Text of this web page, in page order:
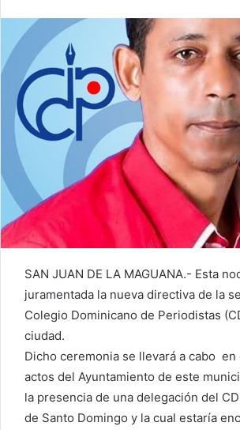
SAN JUAN DE LA MAGUANA.- Esta
juramentada la nueva directiva de la
Colegio Dominicano de Periodistas
ciudad.
Dicho ceremonia se llevará a cabo en
actos del Ayuntamiento de este
la presencia de una delegación del
de Santo Domingo y la cual estaría